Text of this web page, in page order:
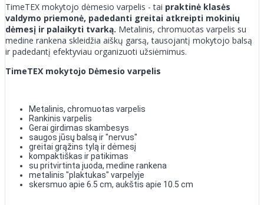
TimeTEX mokytojo dėmesio varpelis - tai praktinė klasės
valdymo priemonė, padedanti greitai atkreipti mokinių
dėmesį ir palaikyti tvarką. Metalinis, chromuotas varpelis su
medine rankena skleidžia aiškų garsą, tausojantį mokytojo balsą
ir padedantį efektyviau organizuoti užsiėmimus.
TimeTEX mokytojo Dėmesio varpelis​
Metalinis, chromuotas varpelis
Rankinis varpelis
Gerai girdimas skambesys
saugos jūsų balsą ir "nervus"
greitai grąžins tylą ir dėmesį
kompaktiškas ir patikimas
su pritvirtinta juoda, medine rankena
metalinis "plaktukas" varpelyje
skersmuo apie 6.5 cm, aukštis apie 10.5 cm